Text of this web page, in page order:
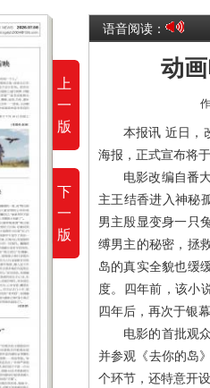
上
一
版
下
一
版
语音阅读：
动
本报讯 近日，
海报，正式宣布将
电影改编自番
主王结香进入神秘
男主殷显变身一只
缚男主的秘密，拯
岛的真实全貌也缓
度。四年前，该小
四年后，再次于银
电影的首批观
并参观《去你的岛
个环节，还特意开